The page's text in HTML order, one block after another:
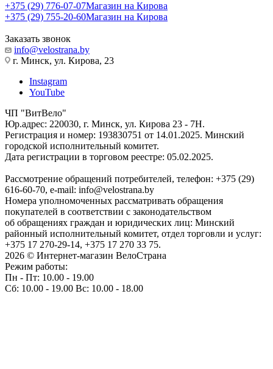
+375 (29) 776-07-07Магазин на Кирова
+375 (29) 755-20-60Магазин на Кирова
Заказать звонок
info@velostrana.by
г. Минск, ул. Кирова, 23
Instagram
YouTube
ЧП "ВитВело"
Юр.адрес: 220030, г. Минск, ул. Кирова 23 - 7Н.
Регистрация и номер: 193830751 от 14.01.2025. Минский
городской исполнительный комитет.
Дата регистрации в торговом реестре: 05.02.2025.
Рассмотрение обращений потребителей, телефон: +375 (29)
616-60-70, e-mail: info@velostrana.by
Номера уполномоченных рассматривать обращения
покупателей в соответствии с законодательством
об обращениях граждан и юридических лиц: Минский
районный исполнительный комитет, отдел торговли и услуг:
+375 17 270-29-14, +375 17 270 33 75.
2026 © Интернет-магазин ВелоСтрана
Режим работы:
Пн - Пт: 10.00 - 19.00
Сб: 10.00 - 19.00 Вс: 10.00 - 18.00